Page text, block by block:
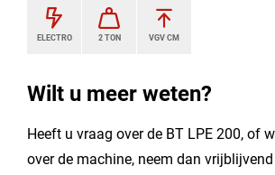
ELECTRO 2 TON VGV CM
Wilt u meer weten?
Heeft u vraag over de BT LPE 200, of
over de machine, neem dan vrijblijvend